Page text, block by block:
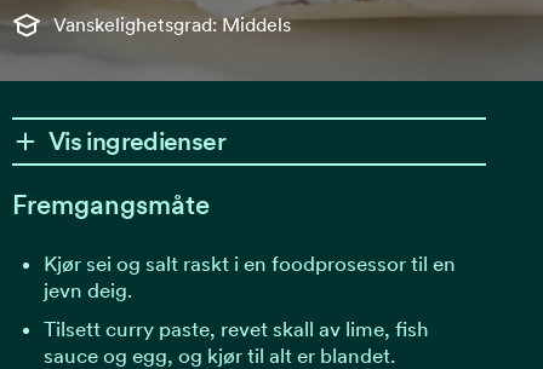
Vanskelighetsgrad: Middels
Vis ingredienser
Fremgangsmåte
Kjør sei og salt raskt i en foodprosessor til en
jevn deig.
Tilsett curry paste, revet skall av lime, fish
sauce og egg, og kjør til alt er blandet.